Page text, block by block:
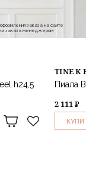
h24,5
TINE K
Пиала
2 111 ₽
заказа на сайте
заказа менеджером